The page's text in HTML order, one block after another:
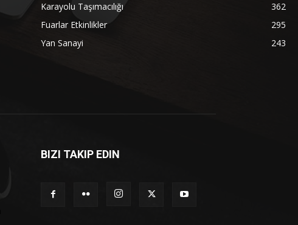
Karayolu Taşımacılığı
362
Fuarlar Etkinlikler
295
Yan Sanayi
243
BIZI TAKIP EDIN